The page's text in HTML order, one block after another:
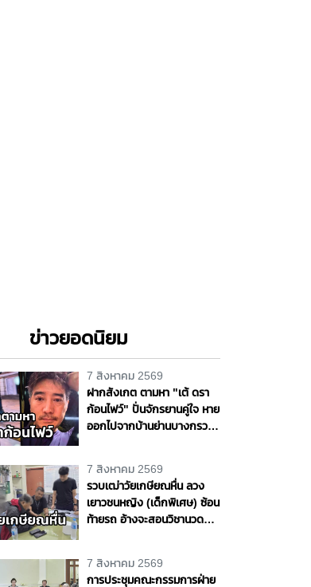
ข่าวยอดนิยม
7 สิงหาคม 2569
ฝากสังเกต ตามหา "เต้ ดรา
ก้อนไฟว์" ปั่นจักรยานคู่ใจ หาย
ออกไปจากบ้านย่านบางกรวย
7 สิงหาคม 2569
รวบเฒ่าวัยเกษียณหื่น ลวง
เยาวชนหญิง (เด็กพิเศษ) ซ้อน
ท้ายรถ อ้างจะสอนวิชานวด
7 สิงหาคม 2569
การประชุมคณะกรรมการฝ่าย